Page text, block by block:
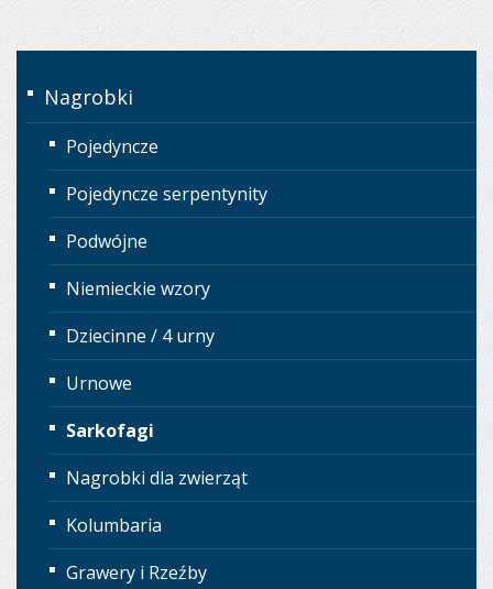
Nagrobki
Pojedyncze
Pojedyncze serpentynity
Podwójne
Niemieckie wzory
Dziecinne / 4 urny
Urnowe
Sarkofagi
Nagrobki dla zwierząt
Kolumbaria
Grawery i Rzeźby